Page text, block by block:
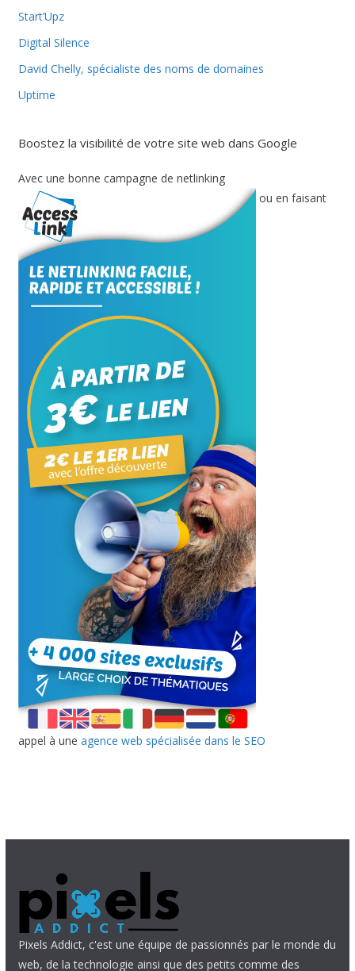
Start’Upz
Digital Silence
David Chelly, spécialiste des noms de domaines
Uptime
Boostez la visibilité de votre site web dans Google
Avec une bonne campagne de netlinking
ou en faisant
appel à une agence web spécialisée dans le SEO
Pixels Addict, c'est une équipe de passionnés par le monde du
web, de la technologie ainsi que des petits comme des